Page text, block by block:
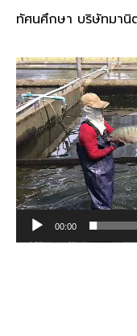
ทัศนศึกษา บริษัทมานิ
Video
Player
00:00